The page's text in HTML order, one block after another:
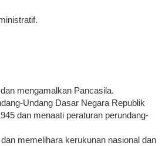
mengamalkan Pancasila.
Undang Dasar Negara Republik
dan menaati peraturan perundang-
memelihara kerukunan nasional dan